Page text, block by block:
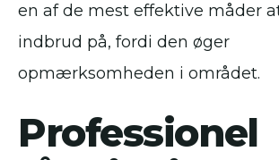
en af de mest effektive måder
indbrud på, fordi den øger
opmærksomheden i området.
Professionel